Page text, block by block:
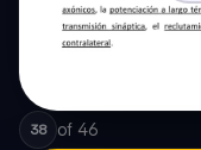
38 of 46